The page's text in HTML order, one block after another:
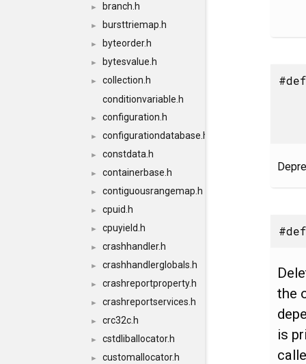
► branch.h
► bursttriemap.h
► byteorder.h
► bytesvalue.h
►
collection.h
conditionvariable.h
► configuration.h
► configurationdatabase.h
► constdata.h
► containerbase.h
► contiguousrangemap.h
► cpuid.h
► cpuyield.h
► crashhandler.h
► crashhandlerglobals.h
► crashreportproperty.h
► crashreportservices.h
► crc32c.h
► cstdliballocator.h
► customallocator.h
the
is